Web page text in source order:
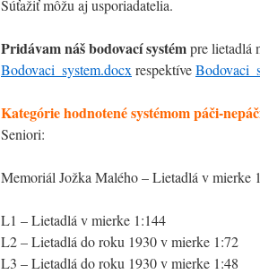
Súťažiť môžu aj usporiadatelia.
Pridávam náš bodovací systémpre lietadlá
Bodovaci_system.docx respektíve
Kategórie hodnotené systémom páči-
Seniori:
Memoriál Jožka Malého – Lietadlá v mierke
L1 – Lietadlá v mierke 1:144
L2 – Lietadlá do roku 1930 v mierke 1:72
L3 – Lietadlá do roku 1930 v mierke 1:48